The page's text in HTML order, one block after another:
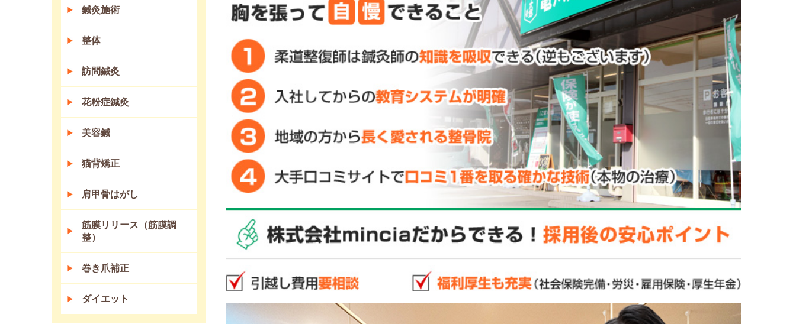
鍼灸施術
整体
訪問鍼灸
花粉症鍼灸
美容鍼
猫背矯正
肩甲骨はがし
筋膜リリース（筋膜調
整）
巻き爪補正
ダイエット